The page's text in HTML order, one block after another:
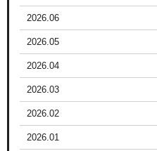
2026.06
2026.05
2026.04
2026.03
2026.02
2026.01